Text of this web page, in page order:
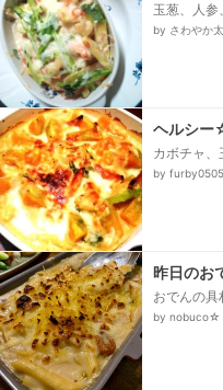
玉葱、人
乳、小麦粉
by さわやか
ヘルシー
カボチャ、
チンゲン菜
by furby0505
昨日のお
おでんの具
牛乳（豆乳
by nobuco☆